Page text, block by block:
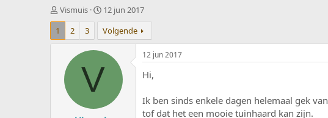
O
n
e
Vismuis
S
a
r
t
a
m
12 jun 2017
1
2 3 Volgende
V
12 jun 2017
Hi,
Ik ben sinds enkele dagen helemaal gek
tof dat het een mooie tuinhaard kan zijn.